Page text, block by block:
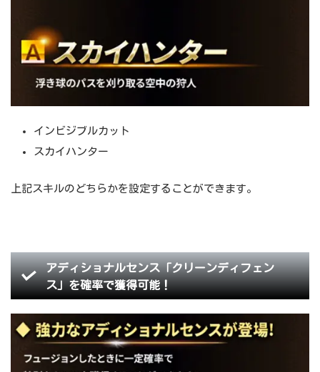
インビジブルカット
スカイハンター
上記スキルのどちらかを設定することができます。
アディショナルセンス「クリーンディフェン
ス」を確率で獲得可能！